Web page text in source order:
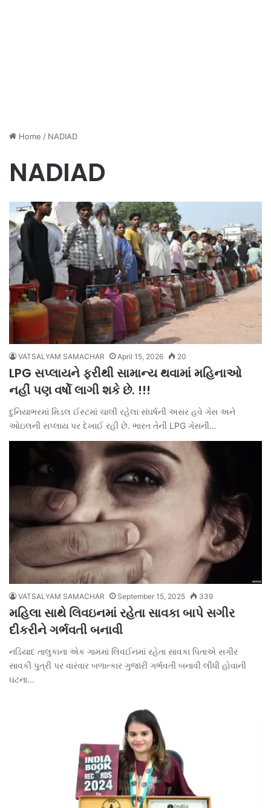
Home / NADIAD
NADIAD
VATSALYAM SAMACHAR April 15, 2026 20
LPG સપ્લાયને ફરીથી સામાન્ય થવામાં મહિનાઓ
નહીં પણ વર્ષો લાગી શકે છે. !!!
દુનિયાભરમાં મિડલ ઈસ્ટમાં ચાલી રહેલા સંઘર્ષની અસર હવે ગેસ અને
ઓઇલની સપ્લાય પર દેખાઈ રહી છે. ભારત તેની LPG ગેસની…
VATSALYAM SAMACHAR September 15, 2025 339
મહિલા સાથે લિવઇનમાં રહેતા સાવકા બાપે સગીર
દીકરીને ગર્ભવતી બનાવી
નડિયાદ તાલુકાના એક ગામમાં લિવઈનમાં રહેતા સાવકા પિતાએ સગીર
સાવકી પુત્રી પર વારંવાર બળાત્કાર ગુજારી ગર્ભવતી બનાવી લીધી હોવાની
ઘટના…